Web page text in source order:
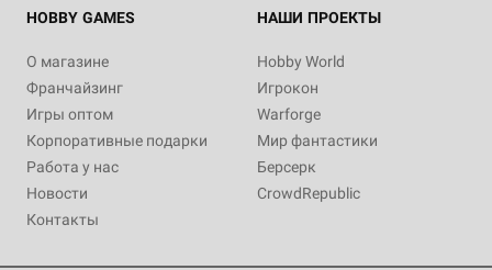
HOBBY GAMES
О магазине
Франчайзинг
Игры оптом
Корпоративные подарки
Работа у нас
Новости
Контакты
НАШИ ПРОЕКТЫ
Hobby World
Игрокон
Warforge
Мир фантастики
Берсерк
CrowdRepublic